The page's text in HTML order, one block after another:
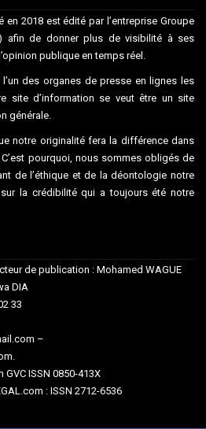
en 2018 est édité par l’entreprise Groupe
afin de donner plus de visibilité à ses
publique en temps réel.
des organes de presse en lignes les
site d’information se veut être un site
générale.
notre originalité fera la différence dans
pourquoi, nous sommes obligés de
de l’éthique et de la déontologie notre
la crédibilité qui a toujours été notre
de publication : Mohamed WAGUE
DIA
33
–
ISSN 0850-413X
: ISSN 2712-6536